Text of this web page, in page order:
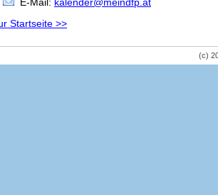
Startseite >>
(c)